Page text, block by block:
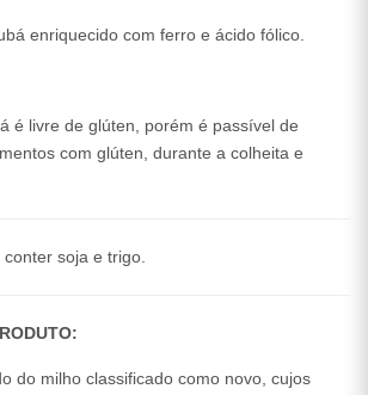
enriquecido com ferro e ácido fólico.
é livre de glúten, porém é passível de
com glúten, durante a colheita e
conter soja e trigo.
do milho classificado como novo, cujos